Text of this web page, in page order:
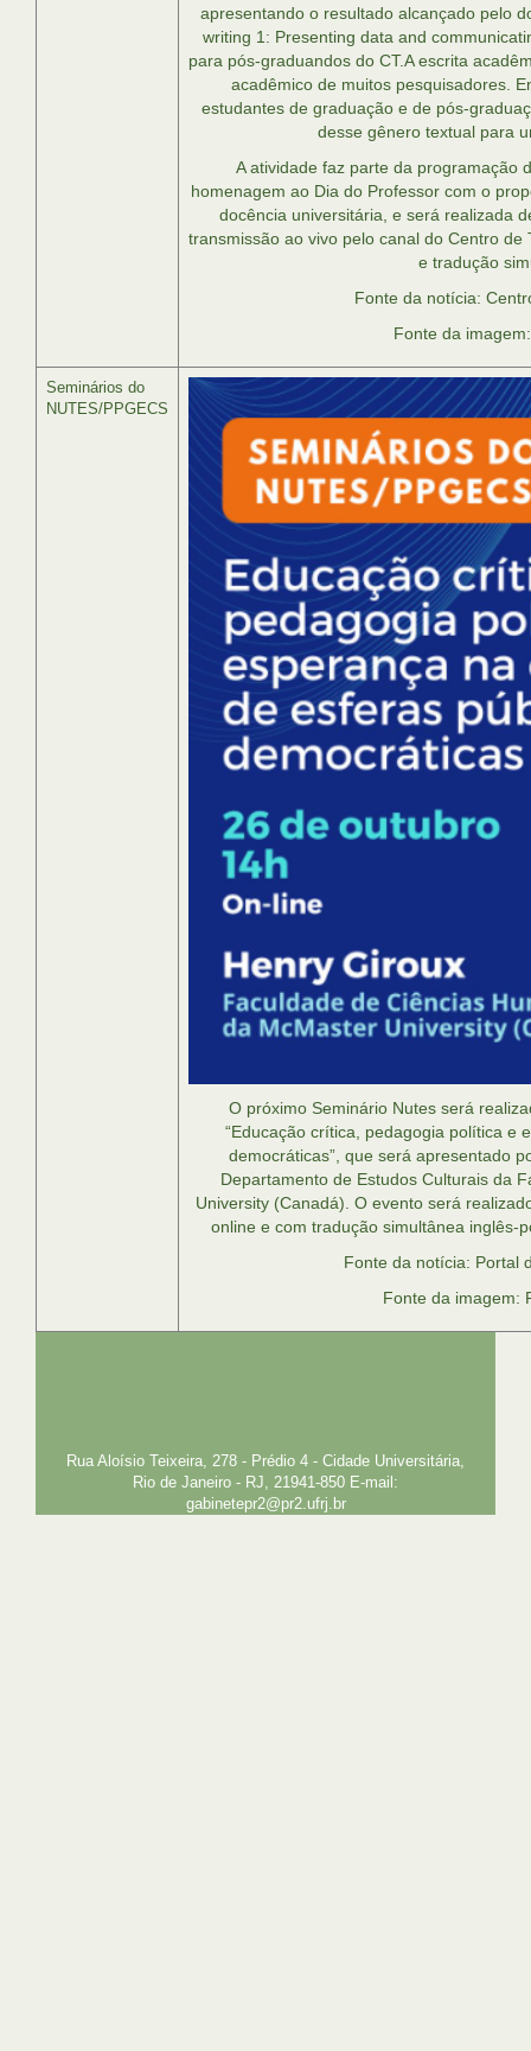
apresentando o resultado alcançado pelo
writing 1: Presenting data and
para pós-graduandos do CT.A escrita
acadêmico de muitos pesquisadores.
estudantes de graduação e de pós-
desse gênero textual para
A atividade faz parte da programação
homenagem ao Dia do Professor com o
docência universitária, e será realizada
transmissão ao vivo pelo canal do Centro
e tradução
Fonte da notícia:
Fonte da
Seminários do
NUTES/PPGECS
O próximo Seminário Nutes será
“Educação crítica, pedagogia política e
democráticas”, que será apresentado
Departamento de Estudos Culturais da
University (Canadá). O evento será
online e com tradução simultânea inglês-
Fonte da notícia: Portal
Fonte da imagem:
Rua Aloísio Teixeira, 278 - Prédio 4 - Cidade Universitária,
Rio de Janeiro - RJ, 21941-850 E-mail:
gabinetepr2@pr2.ufrj.br